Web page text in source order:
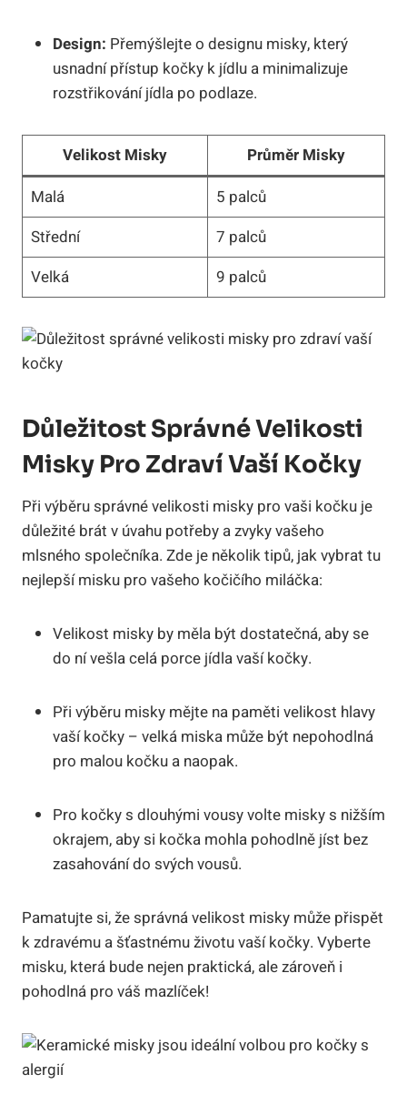
Design: Přemýšlejte o designu misky, který
usnadní přístup kočky k jídlu a minimalizuje
rozstřikování jídla po podlaze.
Velikost Misky
Průměr Misky
Malá
5 palců
Střední
7 palců
Velká
9 palců
Důležitost Správné Velikosti
Misky Pro Zdraví Vaší Kočky
Při výběru správné velikosti misky pro vaši kočku je
důležité brát v úvahu potřeby a zvyky vašeho
mlsného společníka. Zde je několik tipů, jak vybrat tu
nejlepší misku pro vašeho kočičího miláčka:
Velikost misky by měla být dostatečná, aby se
do ní vešla celá porce jídla vaší kočky.
Při výběru misky mějte na paměti velikost hlavy
vaší kočky – velká miska může být nepohodlná
pro malou kočku a naopak.
Pro kočky s dlouhými vousy volte misky s nižším
okrajem, aby si kočka mohla pohodlně jíst bez
zasahování do svých vousů.
Pamatujte si, že správná velikost misky může přispět
k zdravému a šťastnému životu vaší kočky. Vyberte
misku, která bude nejen praktická, ale zároveň i
pohodlná pro váš mazlíček!